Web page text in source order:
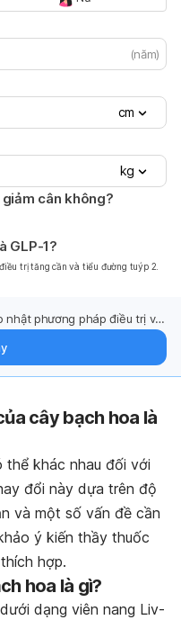
(năm)
cm
kg
cân không?
GLP-1?
trị tăng cần và tiểu đường tuýp 2.
nhật phương pháp điều trị và
cây bạch hoa là
thể khác nhau đối với
đổi này dựa trên độ
và một số vấn đề cần
ý kiến thầy thuốc
hợp.
hoa là gì?
dạng viên nang Liv-